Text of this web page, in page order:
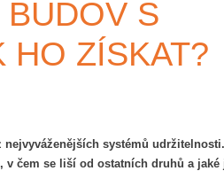
S
HO ZÍSKAT?
nejvyváženějších systémů udržitelnosti.
čem se liší od ostatních druhů a jaké